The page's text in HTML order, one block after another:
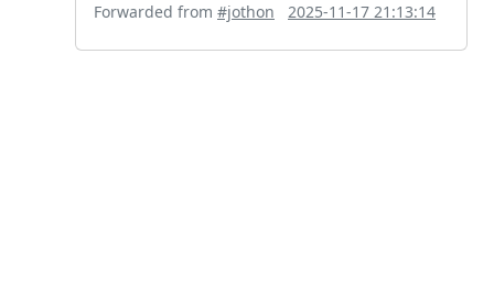
Forwarded from #jothon 2025-11-17 21:13:14